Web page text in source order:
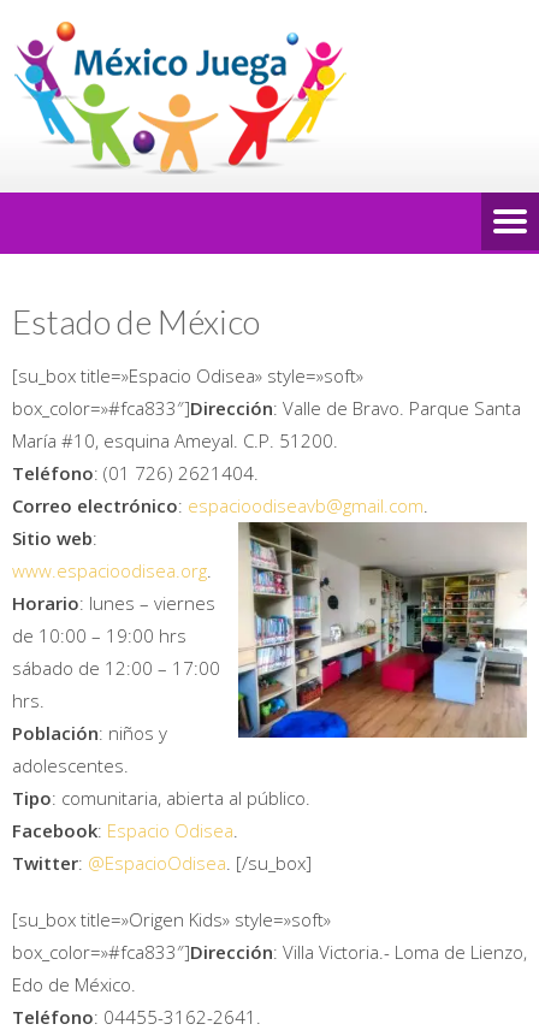
Estado de México
[su_box title=»Espacio Odisea» style=»soft»
box_color=»#fca833″]Dirección: Valle de Bravo. Parque Santa
María #10, esquina Ameyal. C.P. 51200.
Teléfono: (01 726) 2621404.
Correo electrónico: espacioodiseavb@gmail.com.
Sitio web:
www.espacioodisea.org.
Horario: lunes – viernes
de 10:00 – 19:00 hrs
sábado de 12:00 – 17:00
hrs.
Población: niños y
adolescentes.
Tipo: comunitaria, abierta al público.
Facebook: Espacio Odisea.
Twitter: @EspacioOdisea. [/su_box]
[su_box title=»Origen Kids» style=»soft»
box_color=»#fca833″]Dirección: Villa Victoria.- Loma de Lienzo,
Edo de México.
Teléfono: 04455-3162-2641.